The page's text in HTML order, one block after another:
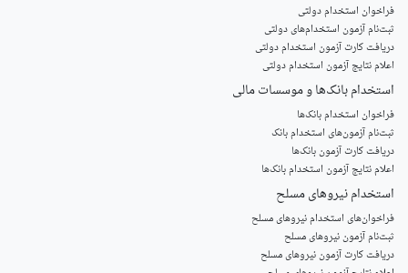
فراخوان استخدام دولتی
ثبت‌نام آزمون‌ استخدام‌های دولتی
دریافت کارت آزمون استخدام دولتی
اعلام نتایج آزمون استخدام دولتی
استخدام‌ بانک‌ها و موسسات مالی
فراخوان استخدام بانک‌ها
‌ثبت‌نام آزمون‌های استخدام بانک
دریافت کارت آزمون بانک‌ها
اعلام نتایج آزمون استخدام بانک‌ها
استخدام‌ نیروهای مسلح
‌فراخوان‌های استخدام‌ نیروهای مسلح
ثبت‌نام آزمون نیروهای مسلح
دریافت کارت آزمون نیروهای مسلح